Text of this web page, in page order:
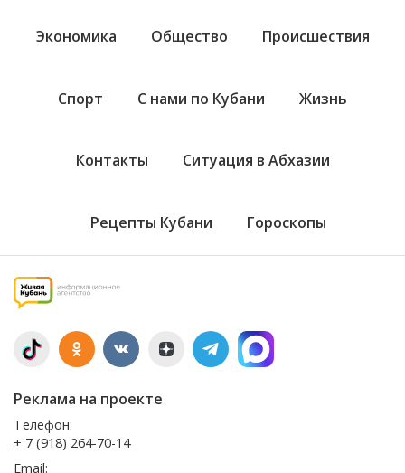
Экономика Общество Происшествия
Спорт С нами по Кубани Жизнь
Контакты Ситуация в Абхазии
Рецепты Кубани Гороскопы
Реклама на проекте
Телефон:
+ 7 (918) 264-70-14
Email: